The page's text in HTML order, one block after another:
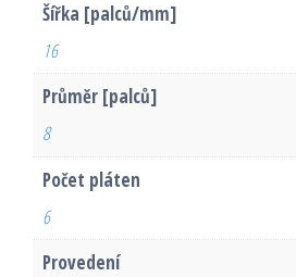
Šířka [palců/mm]
16
Průměr [palců]
8
Počet pláten
6
Provedení